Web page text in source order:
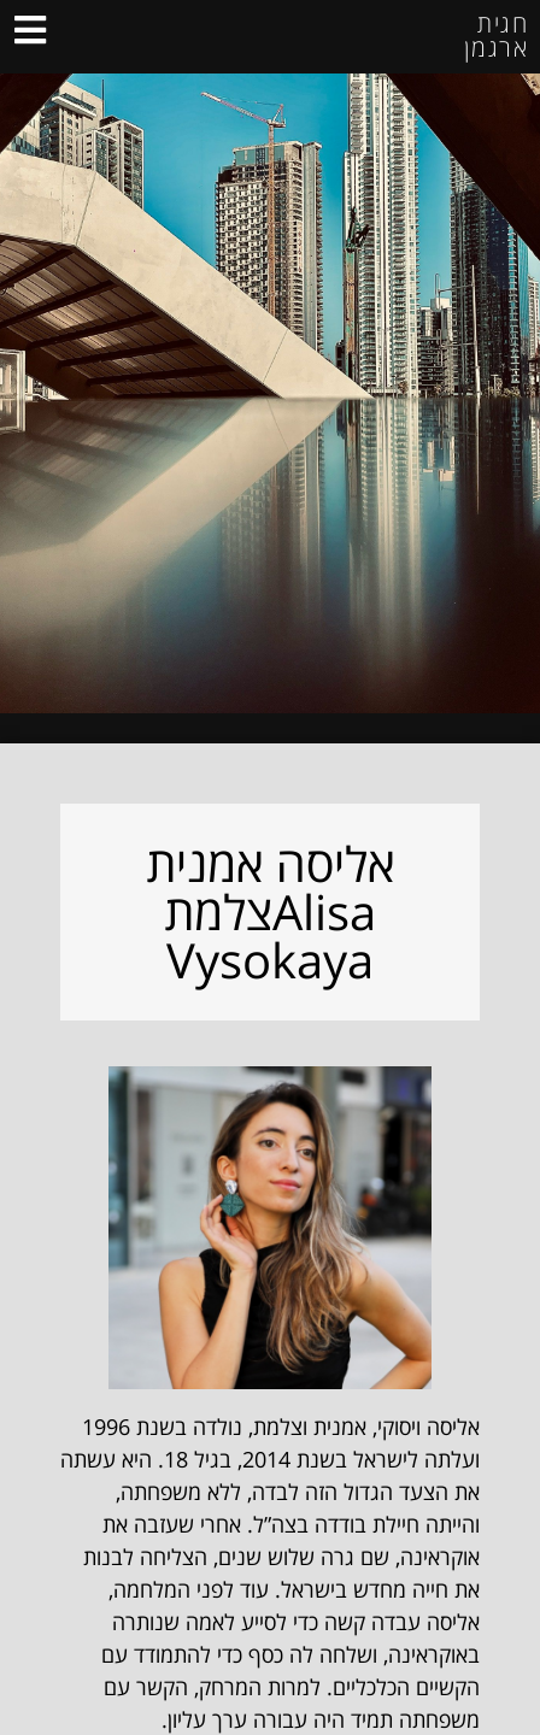
חגית
ארגמן
אליסה אמנית
צלמתAlisa
Vysokaya
אליסה ויסוקי, אמנית וצלמת, נולדה בשנת 1996
ועלתה לישראל בשנת 2014, בגיל 18. היא עשתה
את הצעד הגדול הזה לבדה, ללא משפחתה,
והייתה חיילת בודדה בצה”ל. אחרי שעזבה את
אוקראינה, שם גרה שלוש שנים, הצליחה לבנות
את חייה מחדש בישראל. עוד לפני המלחמה,
אליסה עבדה קשה כדי לסייע לאמה שנותרה
באוקראינה, ושלחה לה כסף כדי להתמודד עם
הקשיים הכלכליים. למרות המרחק, הקשר עם
משפחתה תמיד היה עבורה ערך עליון.